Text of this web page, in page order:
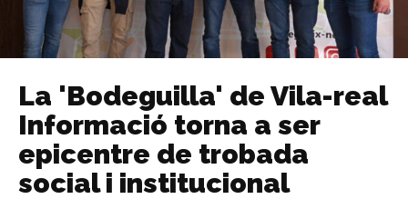
La 'Bodeguilla' de Vila-real
Informació torna a ser
epicentre de trobada
social i institucional